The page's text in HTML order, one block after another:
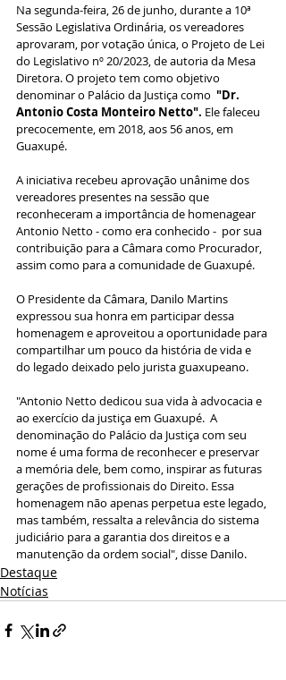
Na segunda-feira, 26 de junho, durante a 10ª
Sessão Legislativa Ordinária, os vereadores
aprovaram, por votação única, o Projeto de Lei
do Legislativo nº 20/2023, de autoria da Mesa
Diretora. O projeto tem como objetivo
denominar o Palácio da Justiça como "Dr.
Antonio Costa Monteiro Netto". Ele faleceu
precocemente, em 2018, aos 56 anos, em
Guaxupé.
A iniciativa recebeu aprovação unânime dos
vereadores presentes na sessão que
reconheceram a importância de homenagear
Antonio Netto - como era conhecido -  por sua
contribuição para a Câmara como Procurador,
assim como para a comunidade de Guaxupé.
O Presidente da Câmara, Danilo Martins
expressou sua honra em participar dessa
homenagem e aproveitou a oportunidade para
compartilhar um pouco da história de vida e
do legado deixado pelo jurista guaxupeano.
"Antonio Netto dedicou sua vida à advocacia e
ao exercício da justiça em Guaxupé.  A
denominação do Palácio da Justiça com seu
nome é uma forma de reconhecer e preservar
a memória dele, bem como, inspirar as futuras
gerações de profissionais do Direito. Essa
homenagem não apenas perpetua este legado,
mas também, ressalta a relevância do sistema
judiciário para a garantia dos direitos e a
manutenção da ordem social", disse Danilo.
Destaque
Notícias